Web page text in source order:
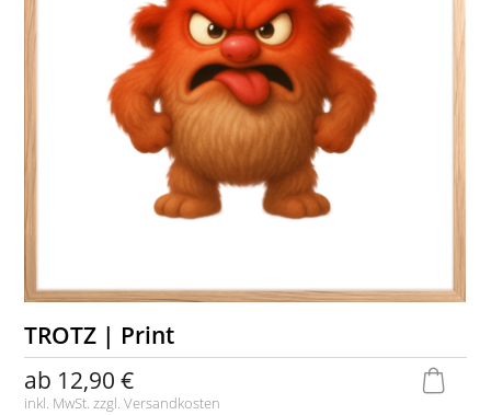
TROTZ | Print
ab 12,90 €
inkl. MwSt. zzgl.Versandkosten